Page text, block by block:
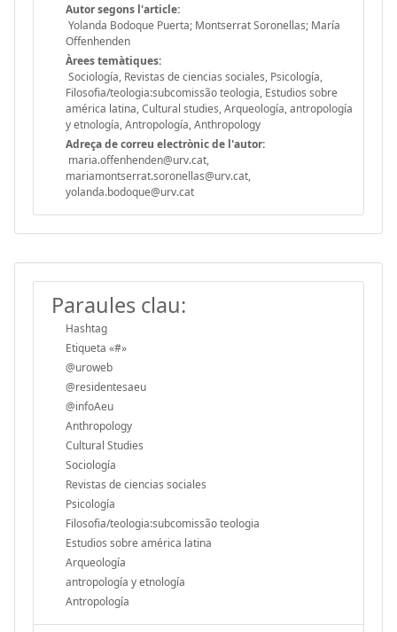
Autor segons l'article:
Yolanda Bodoque Puerta; Montserrat Soronellas; María
Offenhenden
Àrees temàtiques:
Sociología, Revistas de ciencias sociales, Psicología,
Filosofia/teologia:subcomissão teologia, Estudios sobre
américa latina, Cultural studies, Arqueología, antropología
y etnología, Antropología, Anthropology
Adreça de correu electrònic de l'autor:
maria.offenhenden@urv.cat,
mariamontserrat.soronellas@urv.cat,
yolanda.bodoque@urv.cat
Paraules clau:
Hashtag
Etiqueta «#»
@uroweb
@residentesaeu
@infoAeu
Anthropology
Cultural Studies
Sociología
Revistas de ciencias sociales
Psicología
Filosofia/teologia:subcomissão teologia
Estudios sobre américa latina
Arqueología
antropología y etnología
Antropología